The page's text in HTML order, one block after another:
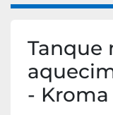
Tanque
- Kroma